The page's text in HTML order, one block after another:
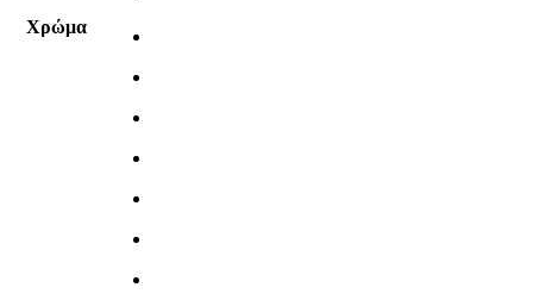
Χρώμα